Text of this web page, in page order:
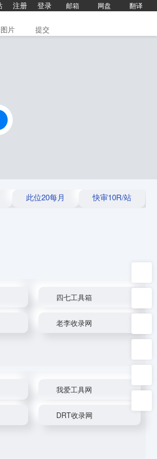
注册 登录 邮箱 网盘 翻译
图片 提交
此位20每月 快审10R/站
四七工具箱
老李收录网
我爱工具网
DRT收录网